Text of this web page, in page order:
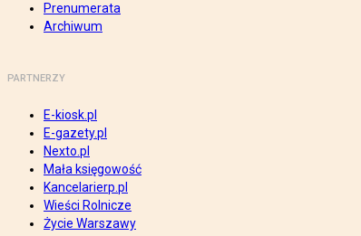
Prenumerata
Archiwum
PARTNERZY
E-kiosk.pl
E-gazety.pl
Nexto.pl
Mała księgowość
Kancelarierp.pl
Wieści Rolnicze
Życie Warszawy